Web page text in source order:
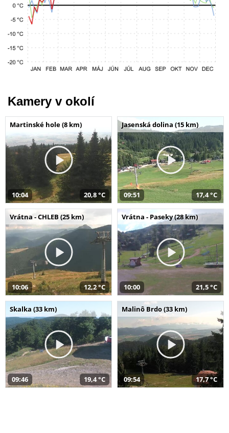
Kamery v okolí
Martinské hole (8 km)
10:04 20,8 °C
Jasenská dolina (15 km)
09:51 17,4 °C
Vrátna - CHLEB (25 km)
10:06 12,2 °C
Vrátna - Paseky (28 km)
10:00 21,5 °C
Skalka (33 km)
09:46 19,4 °C
Malinô Brdo (33 km)
09:54 17,7 °C